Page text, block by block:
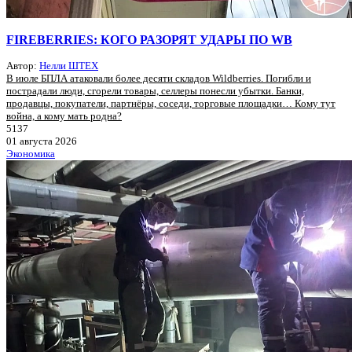
FIREBERRIES: КОГО РАЗОРЯТ УДАРЫ ПО WB
Автор: Нелли ШТЕХ
В июле БПЛА атаковали более десяти складов Wildberries. Погибли и
пострадали люди, сгорели товары, селлеры понесли убытки. Банки,
продавцы, покупатели, партнёры, соседи, торговые площадки… Кому тут
война, а кому мать родна?
5137
01 августа 2026
Экономика